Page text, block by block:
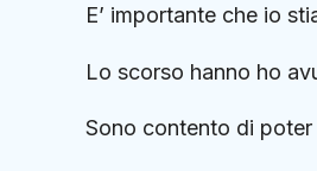
E’ importante che io
Lo scorso hanno ho
Sono contento di